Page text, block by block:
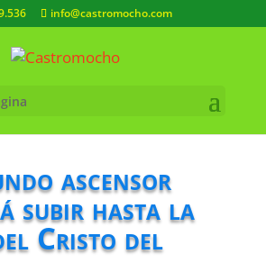
info@castromocho.com
ascensor
subir hasta la
Cristo del